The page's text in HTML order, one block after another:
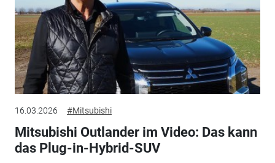
16.03.2026 #Mitsubishi
Mitsubishi Outlander im Video: Das kann
das Plug-in-Hybrid-SUV